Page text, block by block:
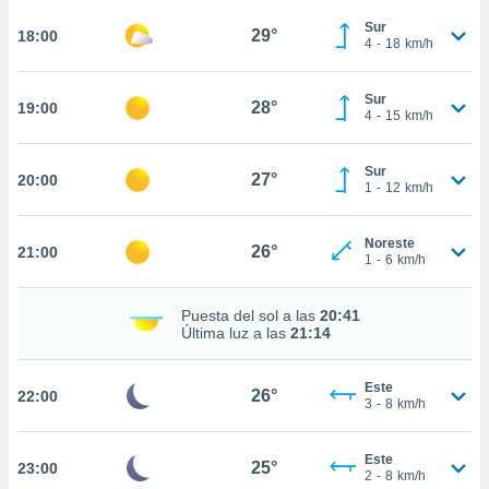
que
sean
para
ni para
web a
18:00 29°
Sur
4 - 18 km/h
19:00 28°
Sur
4 - 15 km/h
20:00 27°
Sur
1 - 12 km/h
21:00 26°
Noreste
1 - 6 km/h
Puesta del sol a las 20:41
Última luz a las 21:14
22:00 26°
Este
3 - 8 km/h
23:00 25°
Este
2 - 8 km/h